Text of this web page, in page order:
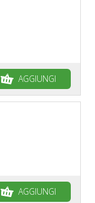
AGGIUNGI
AGGIUNGI